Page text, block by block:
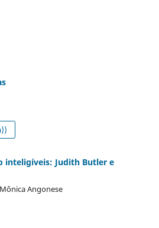
inteligíveis: Judith Butler e
Angonese